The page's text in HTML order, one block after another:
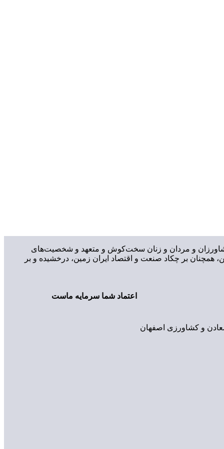
کشاورزان و مردان و زنان سخت‌کوش و متعهد و شخصیت‌های
بر چکاد صنعت و اقتصاد ایران زمین، درخشیده و بر
معادن و کشاورزی اصفهان
اعتماد شما سرمایه ماست